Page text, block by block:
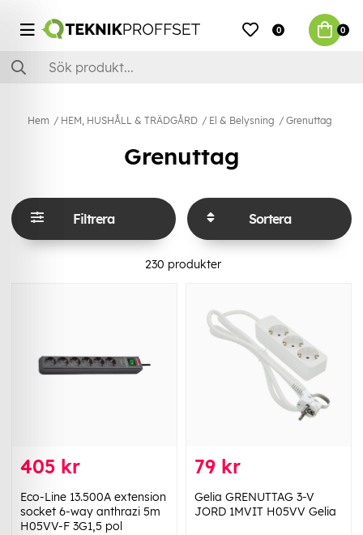
0 0
Hem HEM, HUSHÅLL & TRÄDGÅRD El & Belysning Grenuttag
Grenuttag
Filtrera Sortera
230 produkter
405 kr
Eco-Line 13.500A extension
socket 6-way anthrazi 5m
H05VV-F 3G1,5 pol
79 kr
Gelia GRENUTTAG 3-V
JORD 1MVIT H05VV Gelia